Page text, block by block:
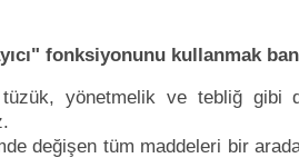
fonksiyonunu kullanmak
yönetmelik ve tebliğ gibi
değişen tüm maddeleri bir